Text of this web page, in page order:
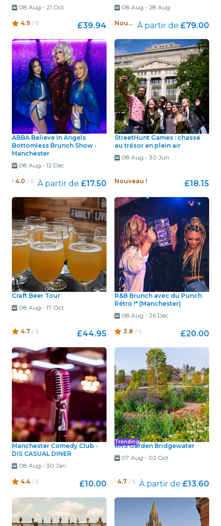
08 Aug - 21 Oct
4.9 / 5 £39.94
08 Aug - 28 Aug
Nouveau ! À partir de £79.00
ABBA Believe In Angels
Bottomless Brunch Show -
Manchester
08 Aug - 12 Dec
4.0 / 5 À partir de £17.50
StreetHunt Games : chasse
au trésor en plein air
08 Aug - 30 Jun
Nouveau ! £18.15
Craft Beer Tour
08 Aug - 17 Oct
4.7 / 5 £44.95
R&B Brunch avec du Punch
Rétro !" (Manchester)
08 Aug - 26 Dec
3.8 / 5 £20.00
Manchester Comedy Club -
DIS CASUAL DINER
08 Aug - 30 Jan
4.4 / 5 £10.00
Trending
RHS Garden Bridgewater
07 Aug - 02 Oct
4.7 / 5 À partir de £13.60